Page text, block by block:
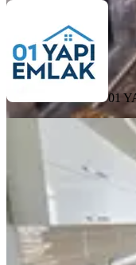
01
3+1